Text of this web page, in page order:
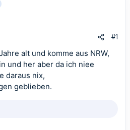
#1
alt und komme aus NRW,
und her aber da ich niee
daraus nix,
geblieben.